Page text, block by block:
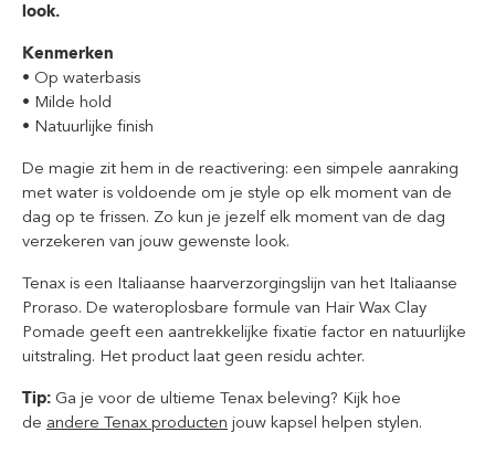
look.
Kenmerken
• Op waterbasis
• Milde hold
• Natuurlijke finish
De magie zit hem in de reactivering: een simpele aanraking
met water is voldoende om je style op elk moment van de
dag op te frissen. Zo kun je jezelf elk moment van de dag
verzekeren van jouw gewenste look.
Tenax is een Italiaanse haarverzorgingslijn van het Italiaanse
Proraso. De wateroplosbare formule van Hair Wax Clay
Pomade geeft een aantrekkelijke fixatie factor en natuurlijke
uitstraling. Het product laat geen residu achter.
Tip: Ga je voor de ultieme Tenax beleving? Kijk hoe
de andere Tenax producten jouw kapsel helpen stylen.